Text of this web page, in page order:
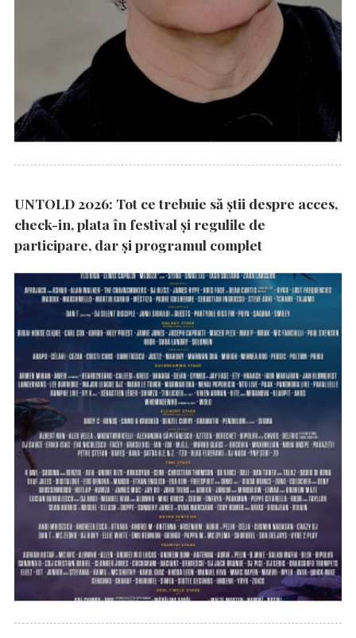
UNTOLD 2026: Tot ce trebuie să știi despre acces,
check-in, plata în festival și regulile de
participare, dar şi programul complet